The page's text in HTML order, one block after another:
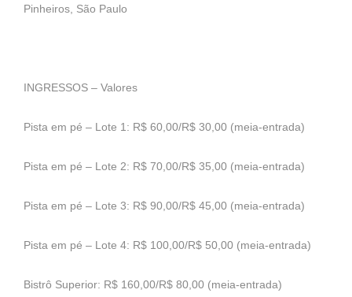
Pinheiros, São Paulo
INGRESSOS – Valores
Pista em pé – Lote 1: R$ 60,00/R$ 30,00 (meia-entrada)
Pista em pé – Lote 2: R$ 70,00/R$ 35,00 (meia-entrada)
Pista em pé – Lote 3: R$ 90,00/R$ 45,00 (meia-entrada)
Pista em pé – Lote 4: R$ 100,00/R$ 50,00 (meia-entrada)
Bistrô Superior: R$ 160,00/R$ 80,00 (meia-entrada)